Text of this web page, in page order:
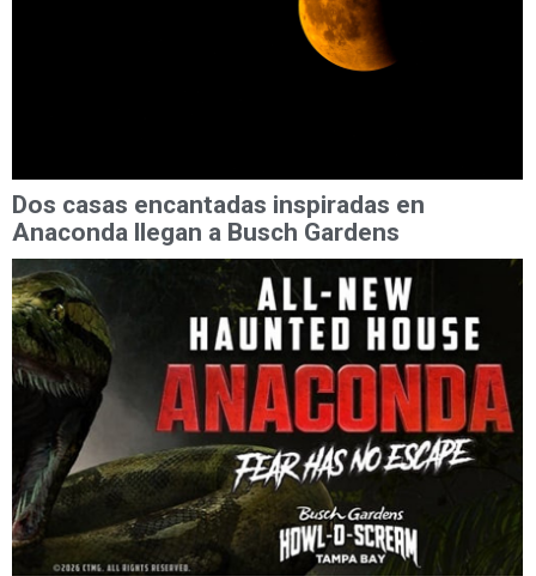
Dos casas encantadas inspiradas en
Anaconda llegan a Busch Gardens